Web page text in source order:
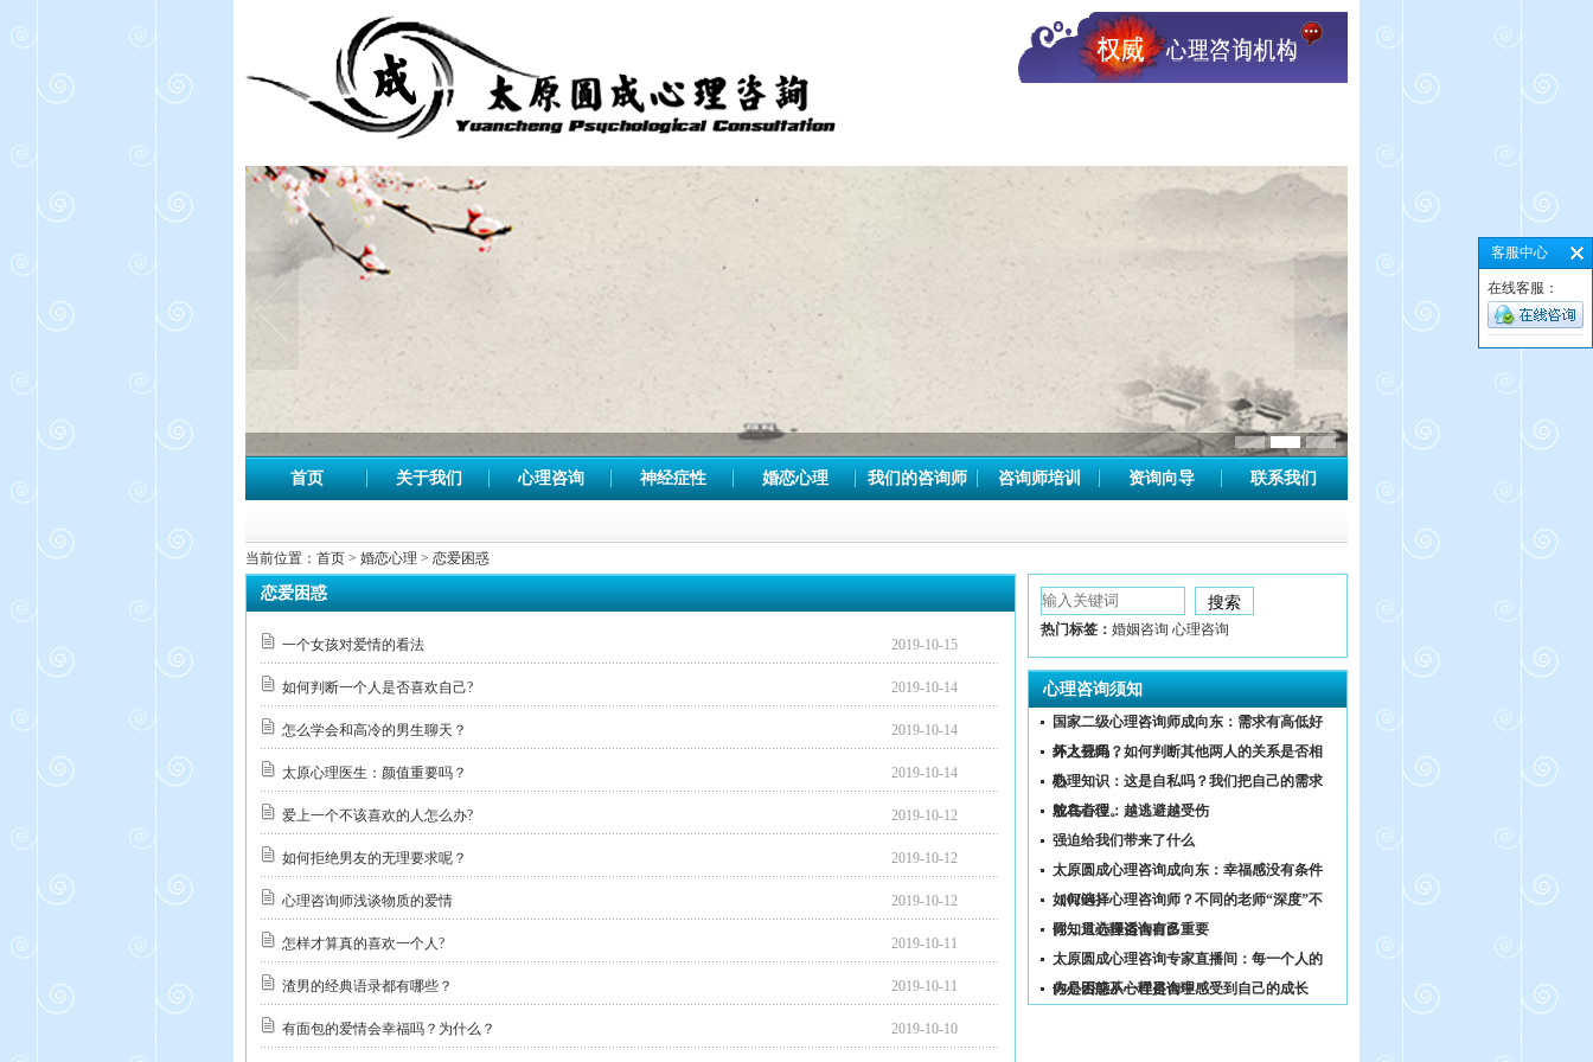
首页 关于我们 心理咨询 神经症性 婚恋心理 我们的咨询师 咨询师培训 资询向导 联系我们
当前位置： 首页 > 婚恋心理 > 恋爱困惑
热门标签： 婚姻咨询 心理咨询
心理咨询须知
国家二级心理咨询师成向东：需求有高低好
坏之分吗？
外人视角，如何判断其他两人的关系是否相
熟
心理知识：这是自私吗？我们把自己的需求
放在首位。
鸵鸟心理：越逃避越受伤
强迫给我们带来了什么
太原圆成心理咨询成向东：幸福感没有条件
（0204）
如何选择心理咨询师？不同的老师“深度”不
同，只选择适合自己
你知道心理咨询有多重要
太原圆成心理咨询专家直播间：每一个人的
内心困惑不一样是合理
你是否能从心理咨询中感受到自己的成长
恋爱困惑
一个女孩对爱情的看法 2019-10-15
如何判断一个人是否喜欢自己? 2019-10-14
怎么学会和高冷的男生聊天？ 2019-10-14
太原心理医生：颜值重要吗？ 2019-10-14
爱上一个不该喜欢的人怎么办? 2019-10-12
如何拒绝男友的无理要求呢？ 2019-10-12
心理咨询师浅谈物质的爱情 2019-10-12
怎样才算真的喜欢一个人? 2019-10-11
渣男的经典语录都有哪些？ 2019-10-11
有面包的爱情会幸福吗？为什么？ 2019-10-10
客服中心
在线客服：